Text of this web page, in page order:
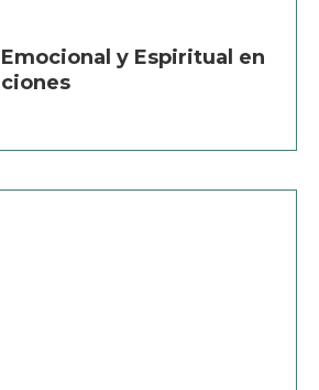
y Espiritual en